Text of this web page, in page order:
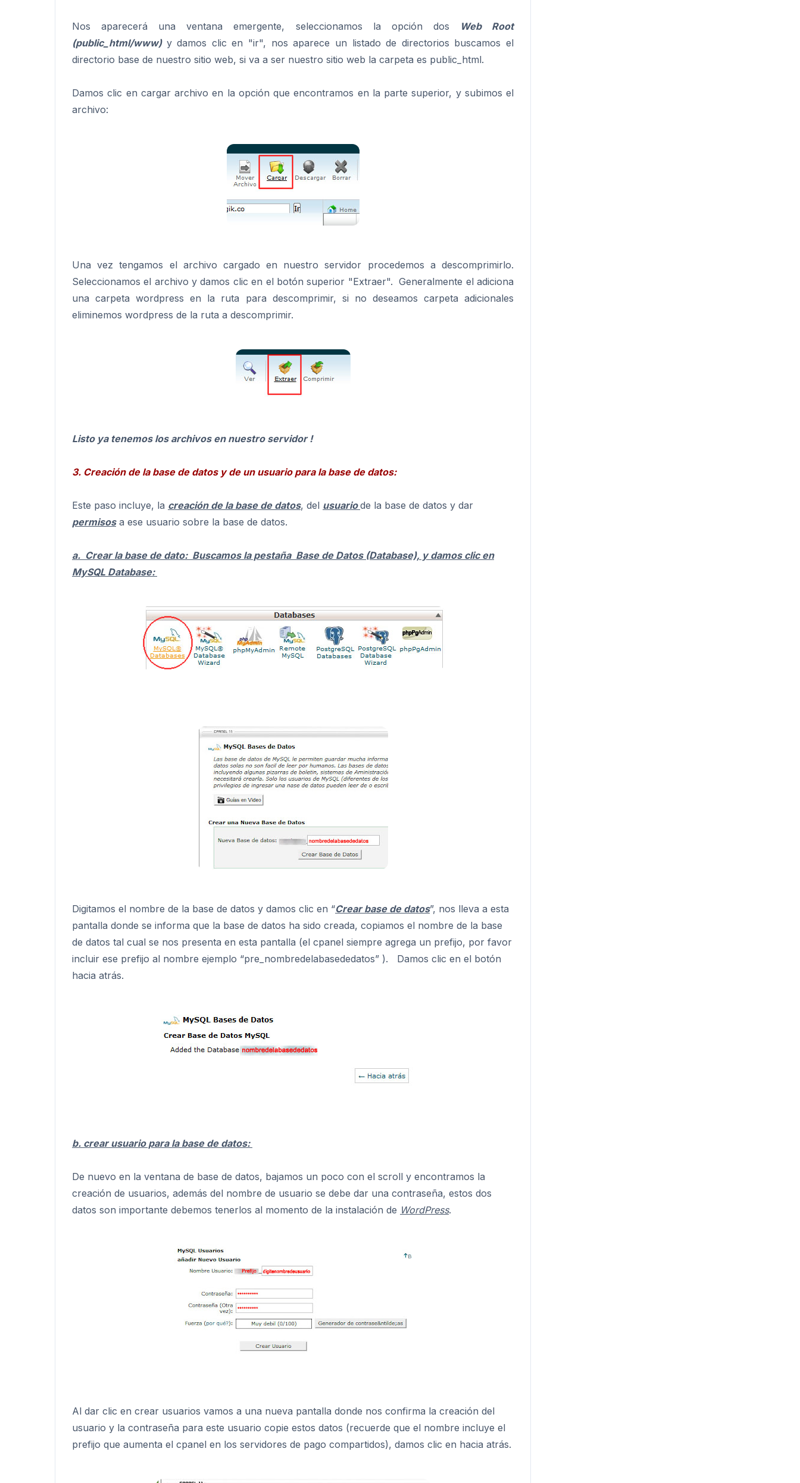
Nos aparecerá una ventana emergente, seleccionamos la opción dos
Web Root
(public_html/www) y damos clic en "ir", nos aparece un listado de directorios buscamos el
directorio base de nuestro sitio web, si va a ser nuestro sitio web la carpeta es public_html.
Damos clic en cargar archivo en la opción que encontramos en la parte superior, y subimos el
archivo:
Una vez tengamos el archivo cargado en nuestro servidor procedemos a descomprimirlo.
Seleccionamos el archivo y damos clic en el botón superior "Extraer". Generalmente el adiciona
una carpeta wordpress en la ruta para descomprimir, si no deseamos carpeta adicionales
eliminemos wordpress de la ruta a descomprimir.
Listo ya tenemos los archivos en nuestro servidor !
3. Creación de la base de datos y de un usuario para la base de datos:
Este paso incluye, la creación de la base de datos, del usuariode la base de datos y dar
permisosa ese usuario sobre la base de datos.
a. Crear la base de dato: Buscamos la pestaña Base de Datos (Database), y damos clic en
MySQL Database:
Digitamos el nombre de la base de datos y damos clic en “Crear base de datos”, nos lleva a esta
pantalla donde se informa que la base de datos ha sido creada, copiamos el nombre de la base
de datos tal cual se nos presenta en esta pantalla (el cpanel siempre agrega un prefijo, por favor
incluir ese prefijo al nombre ejemplo “pre_nombredelabasededatos” ). Damos clic en el botón
hacia atrás.
b. crear usuario para la base de datos:
De nuevo en la ventana de base de datos, bajamos un poco con el scroll y encontramos la
creación de usuarios, además del nombre de usuario se debe dar una contraseña, estos dos
datos son importante debemos tenerlos al momento de la instalación de WordPress.
Al dar clic en crear usuarios vamos a una nueva pantalla donde nos confirma la creación del
usuario y la contraseña para este usuario copie estos datos (recuerde que el nombre incluye el
prefijo que aumenta el cpanel en los servidores de pago compartidos), damos clic en hacia atrás.